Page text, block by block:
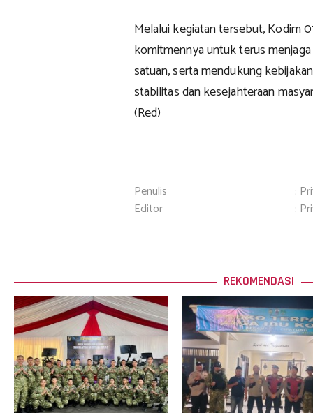
Melalui kegiatan tersebut, Kodim
komitmennya untuk terus
satuan, serta mendukung
stabilitas dan kesejahteraan
(Red)
Penulis
:
Editor
:
REKOMENDASI